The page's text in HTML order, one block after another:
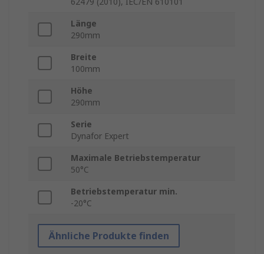
Länge
290mm
Breite
100mm
Höhe
290mm
Serie
Dynafor Expert
Maximale Betriebstemperatur
50°C
Betriebstemperatur min.
-20°C
Ähnliche Produkte finden